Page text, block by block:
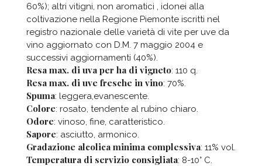
60%); altri vitigni, non aromatici , idonei alla
coltivazione nella Regione Piemonte iscritti nel
registro nazionale delle varietà di vite per uve da
vino aggiornato con D.M. 7 maggio 2004 e
successivi aggiornamenti (40%).
Resa max. di uva per ha di vigneto: 110 q.
Resa max. di uve fresche in vino: 70%.
Spuma: leggera,evanescente.
Colore: rosato, tendente al rubino chiaro.
Odore: vinoso, fine, caratteristico.
Sapore: asciutto, armonico.
Gradazione alcolica minima complessiva: 11% vol.
Temperatura di servizio consigliata: 8-10° C.